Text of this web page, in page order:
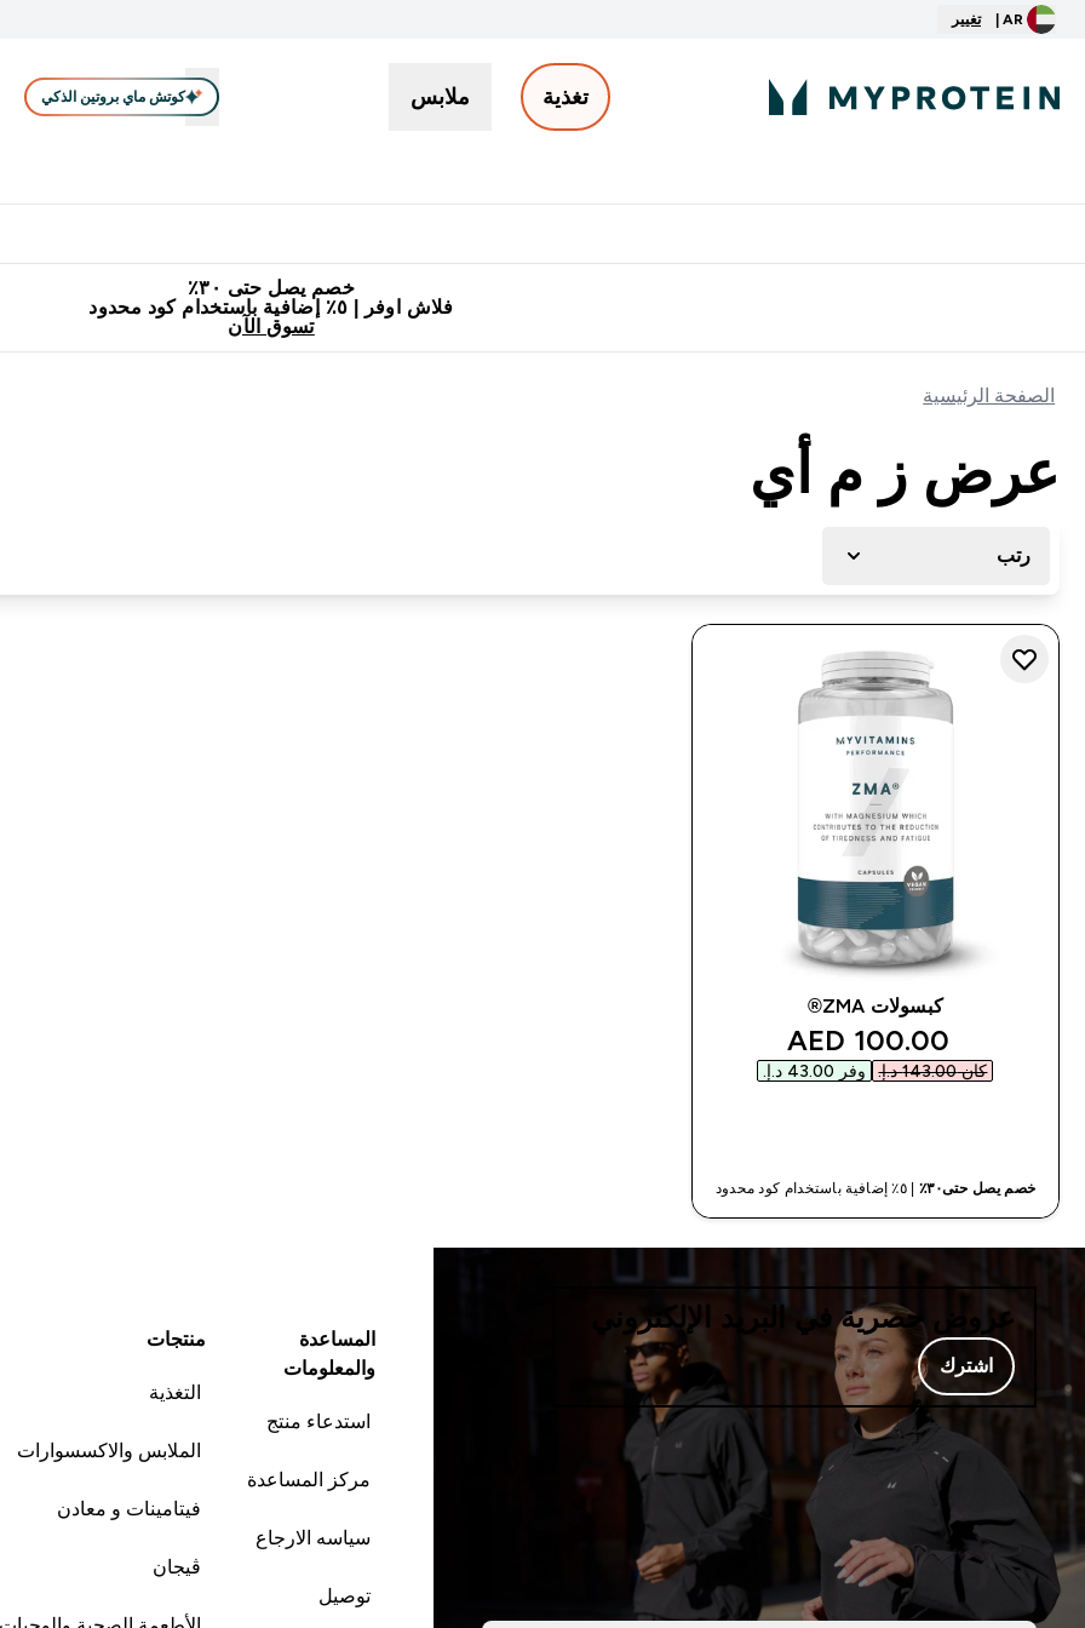
AR | تغيير
تغذية ملابس كوتش ماي بروتين الذكي
خصم يصل حتى ٣٠٪
فلاش اوفر | ٥٪ إضافية باستخدام كود محدود
تسوق الآن
الصفحة الرئيسية
عرض ز م أي
رتب
كبسولات ZMA®
discounted price
100.00 AED‎
كان ‏143.00 د.إ.‏‎ وفر ‏43.00 د.إ.‏‎
خصم يصل حتى٣٠٪ | ٥٪ إضافية باستخدام كود محدود
عروض حصرية في البريد الإلكتروني
اشترك
المساعدة
والمعلومات
استدعاء منتج
مركز المساعدة
سياسه الارجاع
توصيل
منتجات
التغذية
الملابس والاكسسوارات
فيتامينات و معادن
ڤيجان